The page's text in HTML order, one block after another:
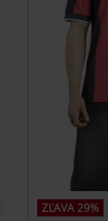
ZĽAVA 29%